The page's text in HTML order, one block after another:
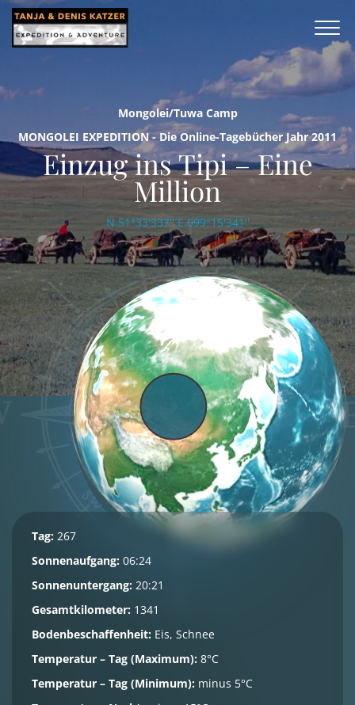
Mongolei/Tuwa Camp
MONGOLEI EXPEDITION - Die Online-Tagebücher Jahr 2011
Einzug ins Tipi – Eine
Million
N 51°33'337'' E 099°15'341''
Tag: 267
Sonnenaufgang: 06:24
Sonnenuntergang: 20:21
Gesamtkilometer: 1341
Bodenbeschaffenheit: Eis, Schnee
Temperatur – Tag (Maximum): 8°C
Temperatur – Tag (Minimum): minus 5°C